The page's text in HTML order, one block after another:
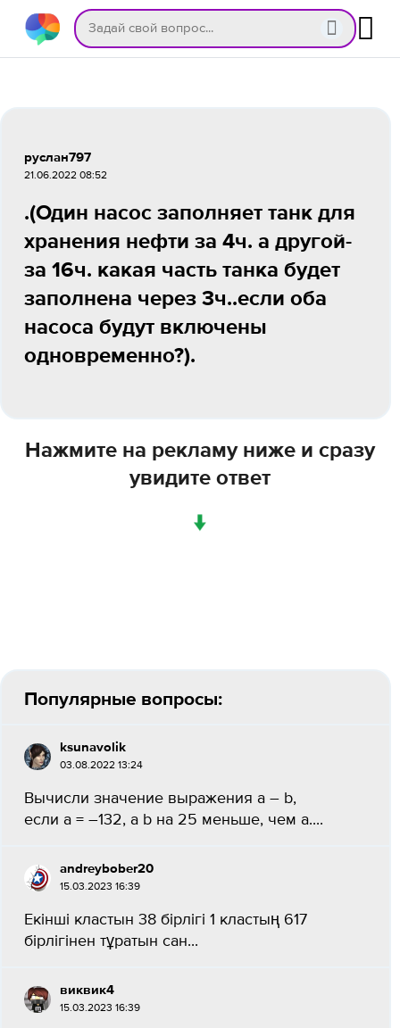
руслан797
21.06.2022 08:52
.(Один насос заполняет танк для
хранения нефти за 4ч. а другой-
за 16ч. какая часть танка будет
заполнена через 3ч..если оба
насоса будут включены
одновременно?).
Нажмите на рекламу ниже и сразу
увидите ответ
↓
Популярные вопросы:
ksunavolik
03.08.2022 13:24
Вычисли значение выражения a – b,
если a = –132, а b на 25 меньше, чем a.​...
andreybober20
15.03.2023 16:39
Екінші кластын 38 бірлігі 1 кластың 617
бірлігінен тұратын сан​...
виквик4
15.03.2023 16:39